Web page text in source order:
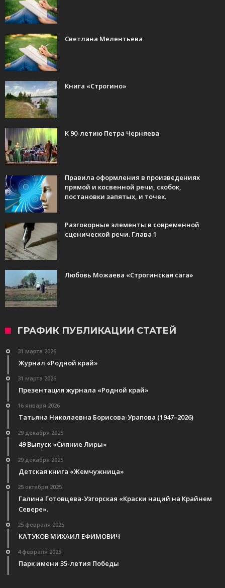
Светлана Мелентьева
Книга «Строгино»
К 90-летию Петра Черняева
Правила оформления в произведениях
прямой и косвенной речи, скобок,
постановки запятых, и точек.
Разговорные элементы в современной
сценической речи. Глава 1
Любовь Можаева «Строгинская сага»
ГРАФИК ПУБЛИКАЦИИ СТАТЕЙ
31 марта 2026
Журнал «Родной край»
31 марта 2026
Презентация журнала «Родной край»
16 января 2026
Татьяна Николаевна Борисова-Урапова (1947–2026)
29 декабря 2025
49 Выпуск «Сияние Лиры»
29 декабря 2025
Детская книга «Жемчужница»
25 октября 2025
Галина Готовцева-Узгорская «Краски наций на Крайнем
Севере».
25 февраля 2025
КАТУКОВ МИХАИЛ ЕФИМОВИЧ
4 февраля 2025
Парк имени 35-летия Победы